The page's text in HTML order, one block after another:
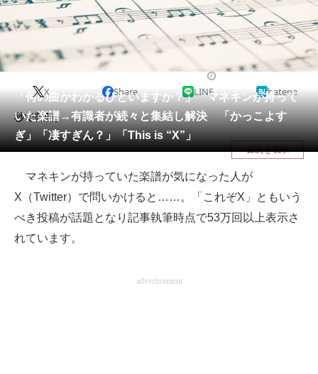
地域
教育・育児
動物
会員記事
メディア
注目記事を集めた総合ページ
ITの今と未来を見通す
スマホと通信の最新トレンド
進化するPCとデバイスの未来
好きが集まる 比べて選べる
「何の曲かわかるひといますか？」 マネキンが持って
いた楽譜→有識者が続々と集結し解決 「かっこよす
ぎ」「凄すぎん？」「This is “X”」
X Share LINE hatena
秒で判明。
目次を表示
マネキンが持っていた楽譜が気になった人が
X（Twitter）で問いかけると……。「これぞX」ともいう
べき投稿が話題となり記事執筆時点で53万回以上表示さ
れています。
advertisement